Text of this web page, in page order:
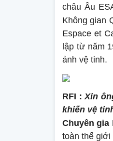
châu Âu
Không gian
Espace et
lập từ năm
ảnh vệ tinh.
RFI : Xin
khiến vệ
Chuyên gia
toàn thế giới